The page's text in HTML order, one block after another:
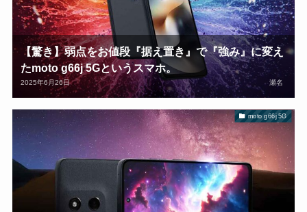
【驚き】弱点をお値段『据え置き』で『強み』に変え
たmoto g66j 5Gというスマホ。
2025年6月26日 瀬名
moto g66j 5G